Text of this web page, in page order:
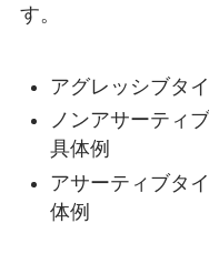
す。
アグレッシブタ
ノンアサーティ
具体例
アサーティブタ
体例